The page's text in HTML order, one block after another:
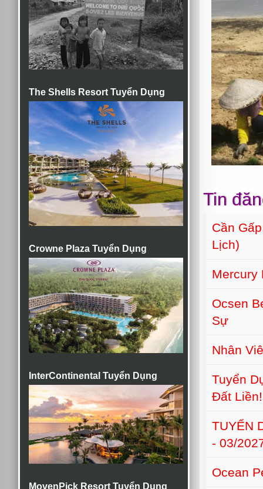
The Shells Resort Tuyển Dụng
Crowne Plaza Tuyển Dụng
InterContinental Tuyển Dụng
MovenPick Resort Tuyển Dụng
Tin
Cần
Lịch)
Mercury
Ocsen
Sự
Nhân
Tuyển
Đất
TUYỂN
- 03/
Ocean